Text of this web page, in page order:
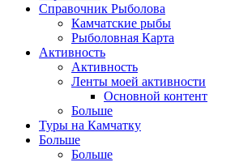
Справочник Рыболова
Камчатские рыбы
Рыболовная Карта
Активность
Активность
Ленты моей активности
Основной контент
Больше
Туры на Камчатку
Больше
Больше